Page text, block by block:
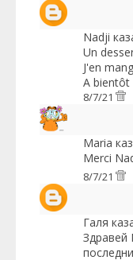
Nadji
Un
J'en
A bientôt
8/7/21
Maria
Merci
8/7/21
Галя
Здравей